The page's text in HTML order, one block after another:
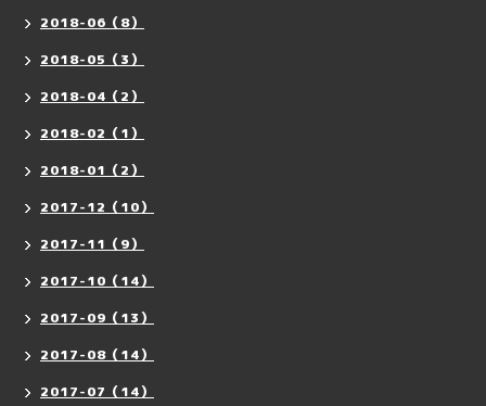
2018-06（8）
2018-05（3）
2018-04（2）
2018-02（1）
2018-01（2）
2017-12（10）
2017-11（9）
2017-10（14）
2017-09（13）
2017-08（14）
2017-07（14）